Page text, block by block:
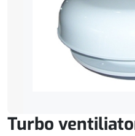
Turbo